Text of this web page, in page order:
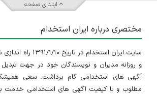
ابتدای صفحه
مختصری درباره ایران استخدام
سایت ایران استخدام در
و روزانه مدیران و نویسندگان خود در جهت
آگهی های استخدامی گام برداشت. سعی همیشگی
مطلوب و با کیفیت آگهی های استخدامی خدمت